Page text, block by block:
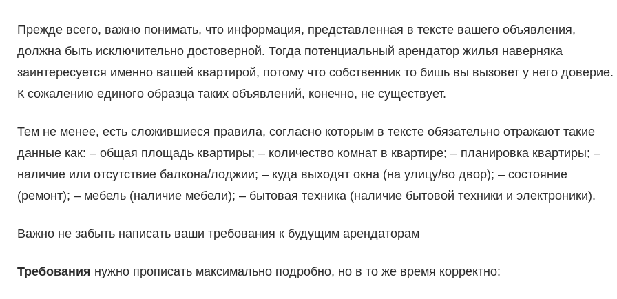
Прежде всего, важно понимать, что информация, представленная в тексте вашего объявления,
должна быть исключительно достоверной. Тогда потенциальный арендатор жилья наверняка
заинтересуется именно вашей квартирой, потому что собственник то бишь вы вызовет у него доверие.
К сожалению единого образца таких объявлений, конечно, не существует.
Тем не менее, есть сложившиеся правила, согласно которым в тексте обязательно отражают такие
данные как: – общая площадь квартиры; – количество комнат в квартире; – планировка квартиры; –
наличие или отсутствие балкона/лоджии; – куда выходят окна (на улицу/во двор); – состояние
(ремонт); – мебель (наличие мебели); – бытовая техника (наличие бытовой техники и электроники).
Важно не забыть написать ваши требования к будущим арендаторам
Требования нужно прописать максимально подробно, но в то же время корректно: